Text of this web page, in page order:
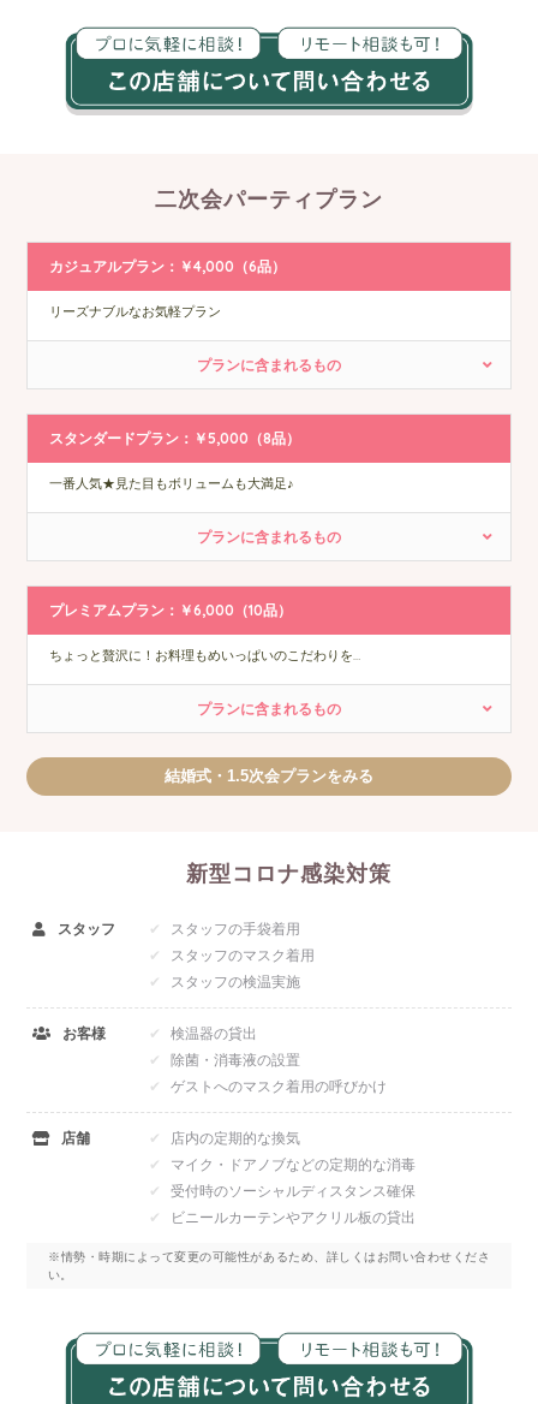
二次会パーティプラン
カジュアルプラン：￥4,000（6品）
リーズナブルなお気軽プラン
プランに含まれるもの
スタンダードプラン：￥5,000（8品）
一番人気★見た目もボリュームも大満足♪
プランに含まれるもの
プレミアムプラン：￥6,000（10品）
ちょっと贅沢に！お料理もめいっぱいのこだわりを…
プランに含まれるもの
結婚式・1.5次会プランをみる
新型コロナ感染対策
スタッフ
スタッフの手袋着用
スタッフのマスク着用
スタッフの検温実施
お客様
検温器の貸出
除菌・消毒液の設置
ゲストへのマスク着用の呼びかけ
店舗
店内の定期的な換気
マイク・ドアノブなどの定期的な消毒
受付時のソーシャルディスタンス確保
ビニールカーテンやアクリル板の貸出
※情勢・時期によって変更の可能性があるため、詳しくはお問い合わせくださ
い。